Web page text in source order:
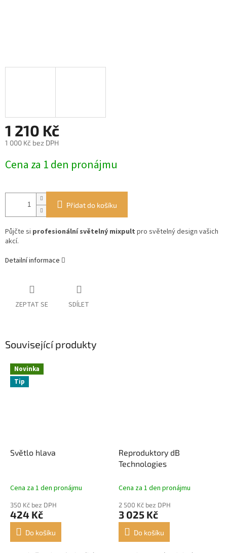
1 210 Kč
1 000 Kč bez DPH
cena:
Cena za 1 den pronájmu
Přidat do košíku
Půjčte si profesionální světelný mixpult pro světelný design vašich
akcí.
Detailní informace
ZEPTAT SE SDÍLET
Související produkty
Novinka
Tip
Světlo hlava
Cena za 1 den pronájmu
350 Kč bez DPH
424 Kč
Do košíku
Reproduktory dB
Technologies
Cena za 1 den pronájmu
2 500 Kč bez DPH
3 025 Kč
Do košíku